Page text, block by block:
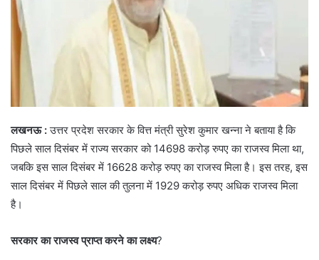
लखनऊ :उत्तर प्रदेश सरकार के वित्त मंत्री सुरेश कुमार खन्ना ने बताया है कि
पिछले साल दिसंबर में राज्य सरकार को 14698 करोड़ रुपए का राजस्व मिला था,
जबकि इस साल दिसंबर में 16628 करोड़ रुपए का राजस्व मिला है। इस तरह, इस
साल दिसंबर में पिछले साल की तुलना में 1929 करोड़ रुपए अधिक राजस्व मिला
है।
सरकार का राजस्व प्राप्त करने का लक्ष्य?